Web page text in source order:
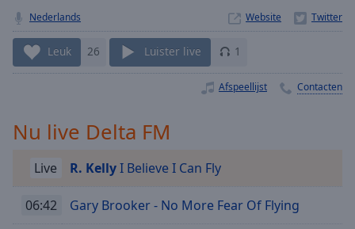
behind
liveLIVE
Remaining
Time-
Playback
Chapters
Nederlands Website
Leuk 26 Luister live 1
Afspeellijst Contacten
Nu live Delta FM
Live R. KellyI Believe I Can Fly
06:42 Gary Brooker - No More Fear Of Flying